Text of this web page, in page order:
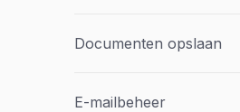
Documenten opslaan
E-mailbeheer